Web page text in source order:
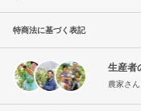
特商法に基づく表記
生産者
農家さ